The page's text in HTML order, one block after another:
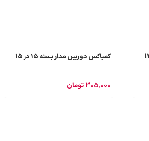
بسته 14 در 14
کمباکس دوربین مدار بسته ۱۵ در ۱۵
305,000تومان